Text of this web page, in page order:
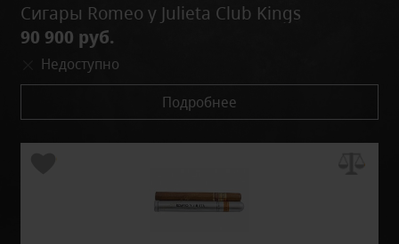
Сигары Romeo y Julieta Club Kings
90 900 руб.
Недоступно
Подробнее